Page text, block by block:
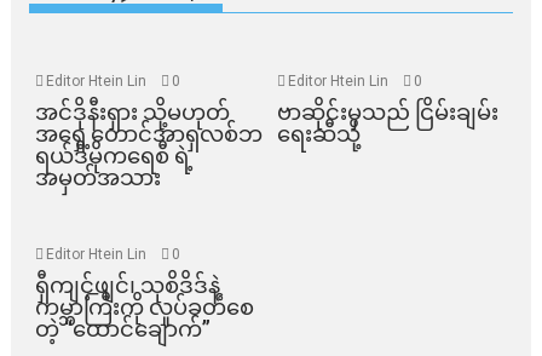
Editor Htein Lin 0
အင်ဒိုနီးရှား သို့မဟုတ်
အရှေ့တောင်အာရှလစ်ဘ
ရယ်ဒီမိုကရေစီ ရဲ့
အမှတ်အသား
Editor Htein Lin 0
ဗာဆိုင်းမှသည် ငြိမ်းချမ်း
ရေးဆီသို့
Editor Htein Lin 0
ရှီကျင့်ဖျင်၊ သုစိဒိဒ်နဲ့
ကမ္ဘာကြီးကို လှုပ်ခတ်စေ
တဲ့ “ထောင်ချောက်”